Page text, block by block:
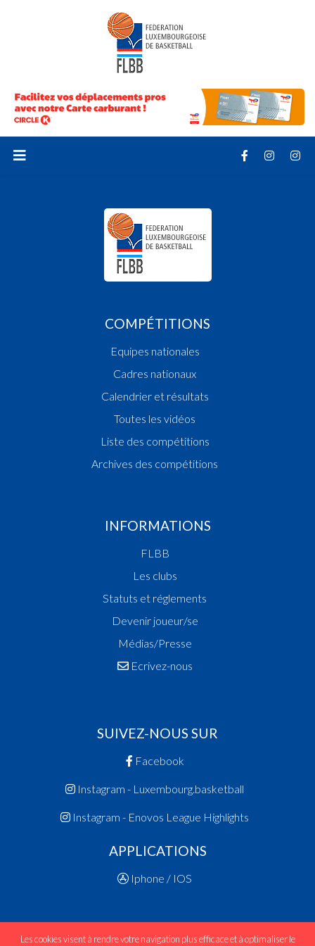
COMPÉTITIONS
Equipes nationales
Cadres nationaux
Calendrier et résultats
Toutes les vidéos
Liste des compétitions
Archives des compétitions
INFORMATIONS
FLBB
Les clubs
Statuts et réglements
Devenir joueur/se
Médias/Presse
Ecrivez-nous
SUIVEZ-NOUS SUR
Facebook
Instagram - Luxembourg.basketball
Instagram - Enovos League Highlights
APPLICATIONS
Iphone / IOS
Les cookies visent à rendre votre navigation plus efficace et à optimaliser le